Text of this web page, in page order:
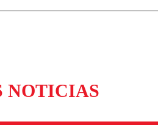
NOTICIAS